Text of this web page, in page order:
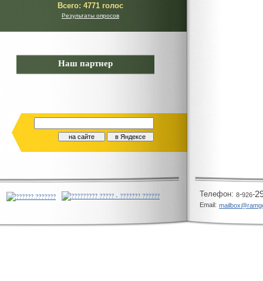
Всего: 4771 голос
Результаты опросов
Наш партнер
Телeфон: 8-926-
Email: